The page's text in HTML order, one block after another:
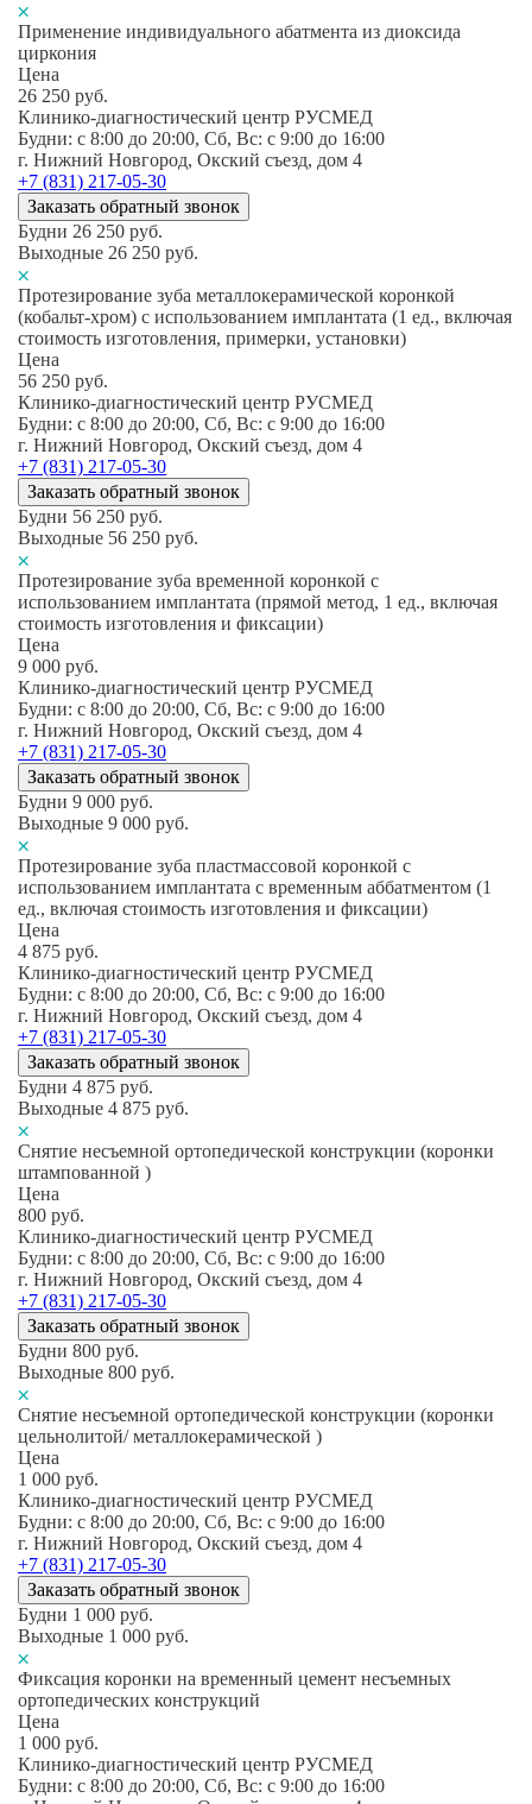
Применение индивидуального абатмента из диоксида
циркония
Цена
26 250 руб.
Клинико-диагностический центр РУСМЕД
Будни: c 8:00 до 20:00, Сб, Вс: c 9:00 до 16:00
г. Нижний Новгород, Окский съезд, дом 4
+7 (831) 217-05-30
Заказать обратный звонок
Будни 26 250 руб.
Выходные 26 250 руб.
Протезирование зуба металлокерамической коронкой
(кобальт-хром) с использованием имплантата (1 ед., включая
стоимость изготовления, примерки, установки)
Цена
56 250 руб.
Клинико-диагностический центр РУСМЕД
Будни: c 8:00 до 20:00, Сб, Вс: c 9:00 до 16:00
г. Нижний Новгород, Окский съезд, дом 4
+7 (831) 217-05-30
Заказать обратный звонок
Будни 56 250 руб.
Выходные 56 250 руб.
Протезирование зуба временной коронкой с
использованием имплантата (прямой метод, 1 ед., включая
стоимость изготовления и фиксации)
Цена
9 000 руб.
Клинико-диагностический центр РУСМЕД
Будни: c 8:00 до 20:00, Сб, Вс: c 9:00 до 16:00
г. Нижний Новгород, Окский съезд, дом 4
+7 (831) 217-05-30
Заказать обратный звонок
Будни 9 000 руб.
Выходные 9 000 руб.
Протезирование зуба пластмассовой коронкой с
использованием имплантата с временным аббатментом (1
ед., включая стоимость изготовления и фиксации)
Цена
4 875 руб.
Клинико-диагностический центр РУСМЕД
Будни: c 8:00 до 20:00, Сб, Вс: c 9:00 до 16:00
г. Нижний Новгород, Окский съезд, дом 4
+7 (831) 217-05-30
Заказать обратный звонок
Будни 4 875 руб.
Выходные 4 875 руб.
Снятие несъемной ортопедической конструкции (коронки
штампованной )
Цена
800 руб.
Клинико-диагностический центр РУСМЕД
Будни: c 8:00 до 20:00, Сб, Вс: c 9:00 до 16:00
г. Нижний Новгород, Окский съезд, дом 4
+7 (831) 217-05-30
Заказать обратный звонок
Будни 800 руб.
Выходные 800 руб.
Снятие несъемной ортопедической конструкции (коронки
цельнолитой/ металлокерамической )
Цена
1 000 руб.
Клинико-диагностический центр РУСМЕД
Будни: c 8:00 до 20:00, Сб, Вс: c 9:00 до 16:00
г. Нижний Новгород, Окский съезд, дом 4
+7 (831) 217-05-30
Заказать обратный звонок
Будни 1 000 руб.
Выходные 1 000 руб.
Фиксация коронки на временный цемент несъемных
ортопедических конструкций
Цена
1 000 руб.
Клинико-диагностический центр РУСМЕД
Будни: c 8:00 до 20:00, Сб, Вс: c 9:00 до 16:00